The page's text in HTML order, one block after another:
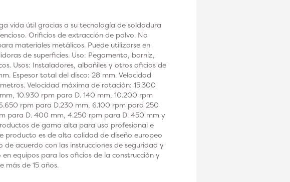
vida útil gracias a su tecnología de soldadura
Orificios de extracción de polvo. No
materiales metálicos. Puede utilizarse en
de superficies. Uso: Pegamento, barniz,
Usos: Instaladores, albañiles y otros oficios de
Espesor total del disco: 28 mm. Velocidad
Velocidad máxima de rotación: 15.300
10.930 rpm para D. 140 mm, 10.200 rpm
rpm para D.230 mm, 6.100 rpm para 250
para D. 400 mm, 4.250 rpm para D. 450 mm y
de gama alta para uso profesional e
producto es de alta calidad de diseño europeo
de acuerdo con las instrucciones de seguridad y
equipos para los oficios de la construcción y
más de 15 años.